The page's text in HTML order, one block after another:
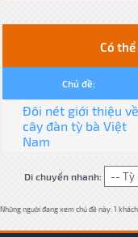
Có
Chủ đề:
Đôi nét giới thiệu về
cây đàn tỳ bà Việt
Nam
Di chuyển nhanh:
Những người đang xem chủ đề này: 1 khách